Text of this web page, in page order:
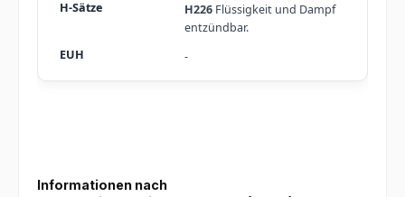
H226Flüssigkeit und Dampf
entzündbar.
-
Informationen nach